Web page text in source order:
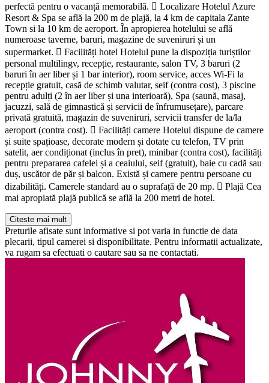
perfectă pentru o vacanță memorabilă.  Localizare Hotelul Azure
Resort & Spa se află la 200 m de plajă, la 4 km de capitala Zante
Town si la 10 km de aeroport. În apropierea hotelului se află
numeroase taverne, baruri, magazine de suveniruri și un
supermarket.  Facilități hotel Hotelul pune la dispoziția turiștilor
personal multilingv, recepție, restaurante, salon TV, 3 baruri (2
baruri în aer liber și 1 bar interior), room service, acces Wi-Fi la
recepție gratuit, casă de schimb valutar, seif (contra cost), 3 piscine
pentru adulți (2 în aer liber și una interioară), Spa (saună, masaj,
jacuzzi, sală de gimnastică și servicii de înfrumusețare), parcare
privată gratuită, magazin de suveniruri, servicii transfer de la/la
aeroport (contra cost).  Facilități camere Hotelul dispune de camere
și suite spațioase, decorate modern și dotate cu telefon, TV prin
satelit, aer condiționat (inclus în pret), minibar (contra cost), facilități
pentru prepararea cafelei și a ceaiului, seif (gratuit), baie cu cadă sau
duș, uscător de păr și balcon. Există și camere pentru persoane cu
dizabilități. Camerele standard au o suprafață de 20 mp.  Plajă Cea
mai apropiată plajă publică se află la 200 metri de hotel.
Citeste mai mult
Preturile afisate sunt informative si pot varia in functie de data
plecarii, tipul camerei si disponibilitate. Pentru informatii actualizate,
va rugam sa efectuati o cautare sau sa ne contactati.